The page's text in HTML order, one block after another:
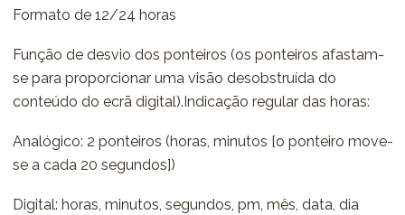
Formato de 12/24 horas
Função de desvio dos ponteiros (os ponteiros afastam-
se para proporcionar uma visão desobstruída do
conteúdo do ecrã digital).Indicação regular das horas:
Analógico: 2 ponteiros (horas, minutos [o ponteiro move-
se a cada 20 segundos])
Digital: horas, minutos, segundos, pm, mês, data, dia